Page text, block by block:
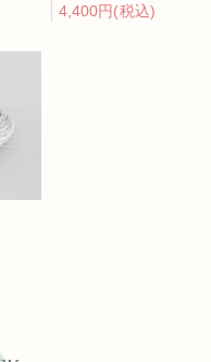
4,400円(税込)